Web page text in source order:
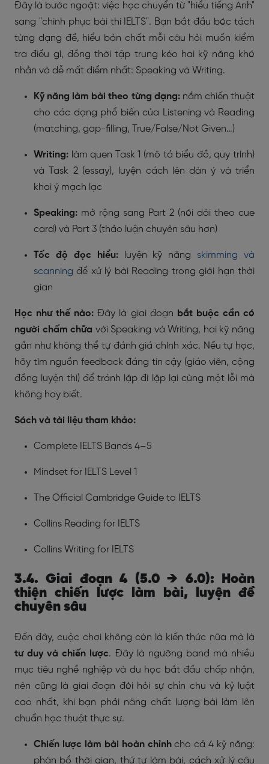
Đây là bước ngoặt: việc học chuyển từ "hiểu tiếng Anh"
sang "chinh phục bài thi IELTS". Bạn bắt đầu bóc tách
từng dạng đề, hiểu bản chất mỗi câu hỏi muốn kiểm
tra điều gì, đồng thời tập trung kéo hai kỹ năng khó
nhằn và dễ mất điểm nhất: Speaking và Writing.
Kỹ năng làm bài theo từng dạng:nắm chiến thuật
cho các dạng phổ biến của Listening và Reading
(matching, gap-filling, True/False/Not Given…)
Writing: làm quen Task 1 (mô tả biểu đồ, quy trình)
và Task 2 (essay), luyện cách lên dàn ý và triển
khai ý mạch lạc
Speaking: mở rộng sang Part 2 (nói dài theo cue
card) và Part 3 (thảo luận chuyên sâu hơn)
Tốc độ đọc hiểu:luyện kỹ năng skimming và
scanning để xử lý bài Reading trong giới hạn thời
gian
Học như thế nào: Đây là giai đoạn bắt buộc cần có
người chấm chữa với Speaking và Writing, hai kỹ năng
gần như không thể tự đánh giá chính xác. Nếu tự học,
hãy tìm nguồn feedback đáng tin cậy (giáo viên, cộng
đồng luyện thi) để tránh lặp đi lặp lại cùng một lỗi mà
không hay biết.
Sách và tài liệu tham khảo:
Complete IELTS Bands 4–5
Mindset for IELTS Level 1
The Official Cambridge Guide to IELTS
Collins Reading for IELTS
Collins Writing for IELTS
3.4. Giai đoạn 4 (5.0 → 6.0): Hoàn
thiện chiến lược làm bài, luyện đề
chuyên sâu
Đến đây, cuộc chơi không còn là kiến thức nữa mà là
tư duy và chiến lược. Đây là ngưỡng band mà nhiều
mục tiêu nghề nghiệp và du học bắt đầu chấp nhận,
nên cũng là giai đoạn đòi hỏi sự chỉn chu và kỷ luật
cao nhất, khi bạn phải nâng chất lượng bài làm lên
chuẩn học thuật thực sự.
Chiến lược làm bài hoàn chỉnhcho cả 4 kỹ năng:
phân bổ thời gian, thứ tự làm bài, cách xử lý câu